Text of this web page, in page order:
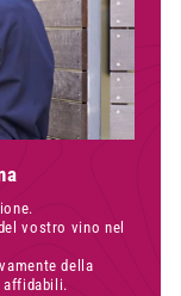
vostro vino nel
della
affidabili.